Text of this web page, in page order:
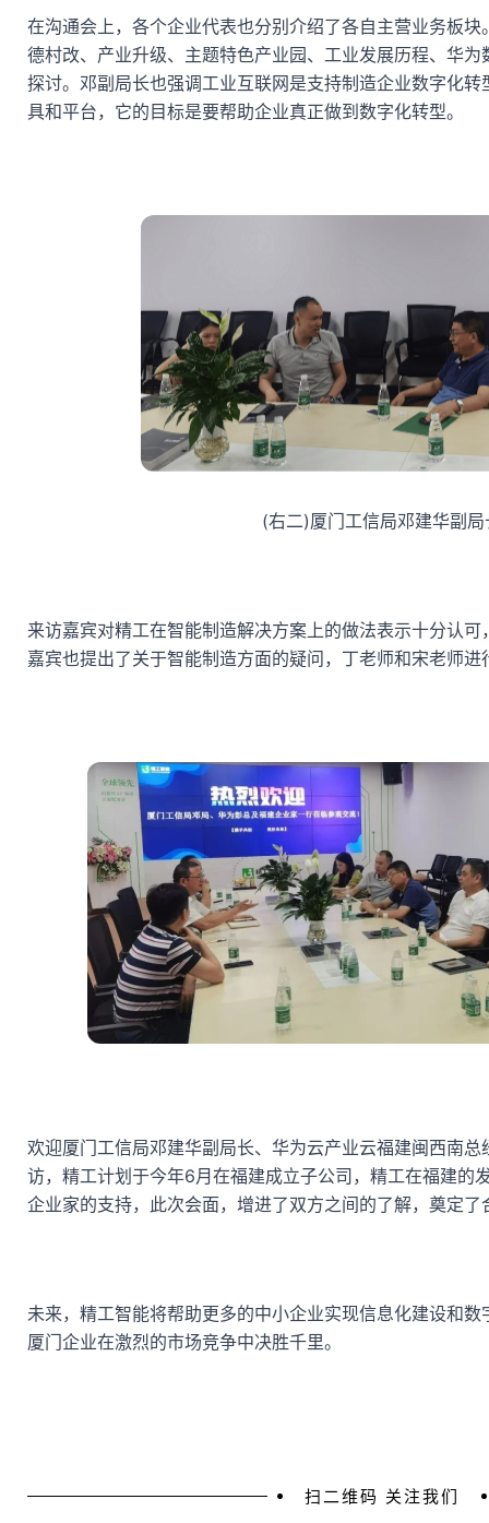
在沟通会上，各个企业代表也分别介绍了各自主营业务板
德村改、产业升级、主题特色产业园、工业发展历程、华
探讨。邓副局长也强调工业互联网是支持制造企业数字化转
具和平台，它的目标是要帮助企业真正做到数字化转型。
(右二)厦门工信局邓建华副局
来访嘉宾对精工在智能制造解决方案上的做法表示十分认
嘉宾也提出了关于智能制造方面的疑问，丁老师和宋老师进
欢迎厦门工信局邓建华副局长、华为云产业云福建闽西南
访，精工计划于今年6月在福建成立子公司，精工在福建的
企业家的支持，此次会面，增进了双方之间的了解，奠定了
未来，精工智能将帮助更多的中小企业实现信息化建设和
厦门企业在激烈的市场竞争中决胜千里。
扫二维码 关注我们